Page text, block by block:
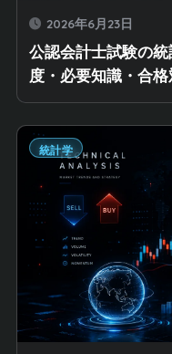
2026年6月23日
公認会計士試験の
度・必要知識・合
統計学